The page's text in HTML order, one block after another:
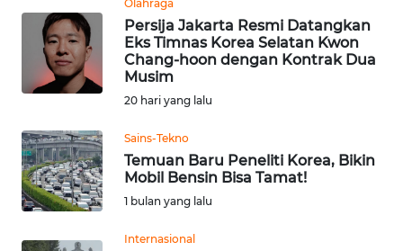
Olahraga
Persija Jakarta Resmi Datangkan
Eks Timnas Korea Selatan Kwon
Chang-hoon dengan Kontrak Dua
Musim
20 hari yang lalu
Sains-Tekno
Temuan Baru Peneliti Korea, Bikin
Mobil Bensin Bisa Tamat!
1 bulan yang lalu
Internasional
BERITA
KONTAK
KAMI
INFO
IKLAN
TENTANG